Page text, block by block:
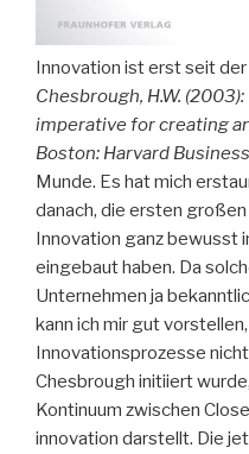
Innovation ist erst seit
Chesbrough, H.W.
imperative for creating
Boston: Harvard
Munde. Es hat mich
danach, die ersten
Innovation ganz bewusst
eingebaut haben. Da
Unternehmen ja
kann ich mir gut
Innovationsprozesse
Chesbrough initiiert
Kontinuum zwischen
innovation darstellt. Die